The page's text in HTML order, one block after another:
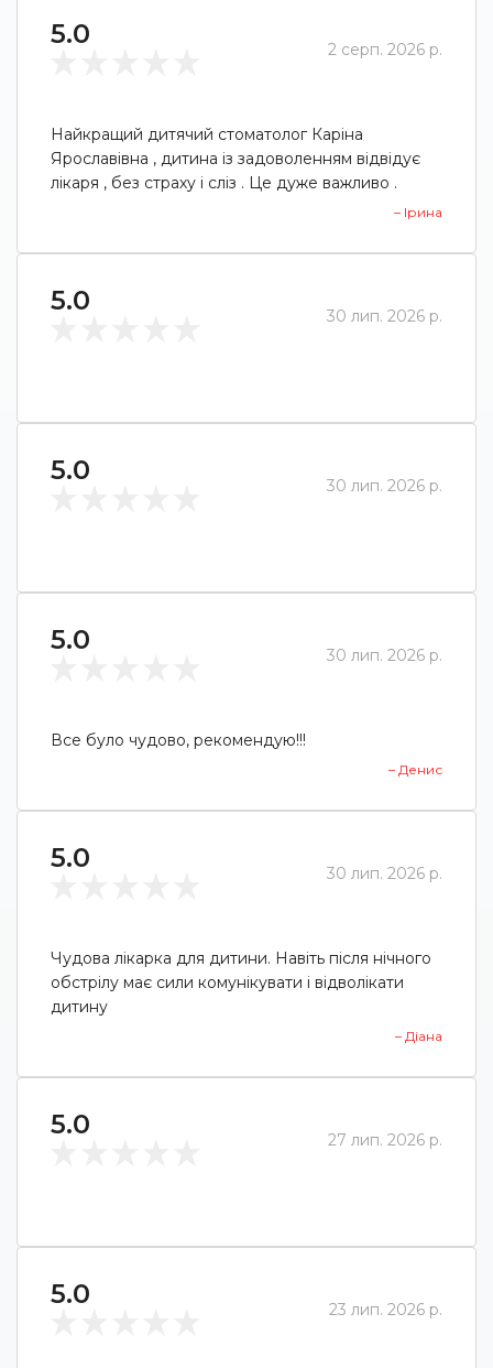
5.0 2 серп. 2026 р.
Найкращий дитячий стоматолог Каріна
Ярославівна , дитина із задоволенням відвідує
лікаря , без страху і сліз . Це дуже важливо .
– Ірина
5.0 30 лип. 2026 р.
5.0 30 лип. 2026 р.
5.0 30 лип. 2026 р.
Все було чудово, рекомендую!!!
– Денис
5.0 30 лип. 2026 р.
Чудова лікарка для дитини. Навіть після нічного
обстрілу має сили комунікувати і відволікати
дитину
– Діана
5.0 27 лип. 2026 р.
5.0 23 лип. 2026 р.